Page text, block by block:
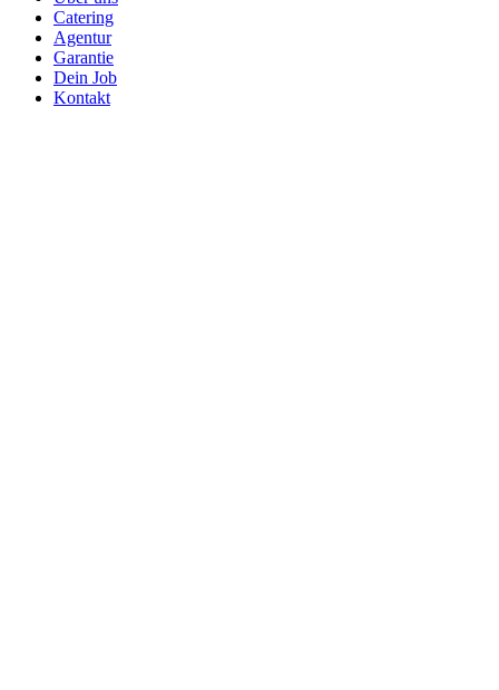
Catering
Agentur
Garantie
Dein Job
Kontakt